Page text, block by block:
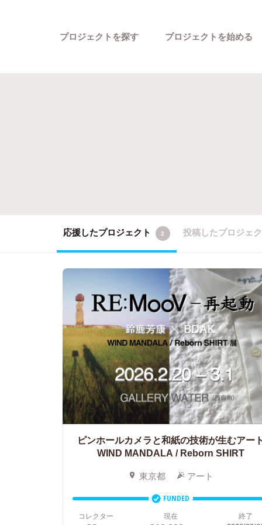
プロジェクトを探す プロジェクトを始める
応援したプロジェクト 2 投稿したプロジェ
ピンホールカメラと和紙の技術が生むアート
WIND MANDALA / Reborn SHIRT
東京都 アート
FUNDED
コレクター
現在 終了